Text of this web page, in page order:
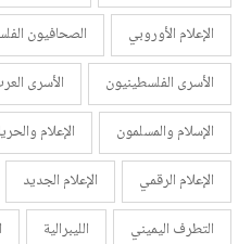
الإعلام الأوروبي
الصحافيون
الأسرى الفلسطينيون
الأسرى
الإسلام والمسلمون
الإعلام
الإعلام الرقمي
الإعلام الجديد
التطرف اليميني
الليبرالية